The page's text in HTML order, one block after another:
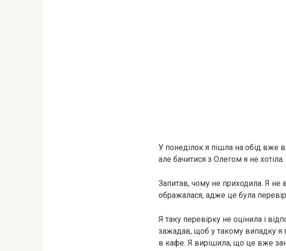
У понеділок я пішла на обід вже
але бачитися з Олегом я не
Запитав, чому не приходила. Я не
ображалася, адже це була
Я таку перевірку не оцінила і
зажадав, щоб у такому випадку я
в кафе. Я вирішила, що це вже